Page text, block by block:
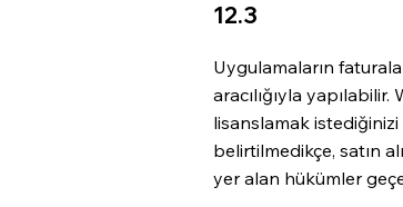
12.3
Uygulamaların
aracılığıyla
lisanslamak
belirtilmedikçe, satın
yer alan hükümler